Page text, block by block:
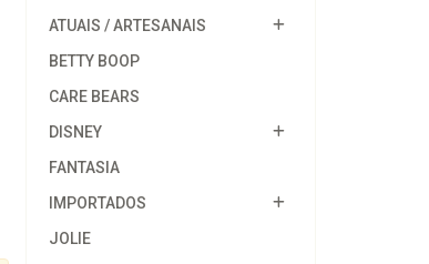
ATUAIS / ARTESANAIS
BETTY BOOP
CARE BEARS
DISNEY
FANTASIA
IMPORTADOS
JOLIE